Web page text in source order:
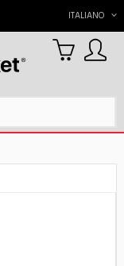
ITALIANO
0
Carrello